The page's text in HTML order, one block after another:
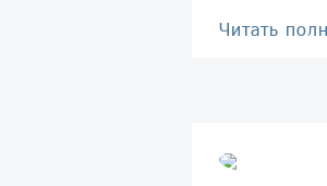
Читать